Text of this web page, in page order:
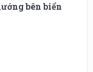
bên biển